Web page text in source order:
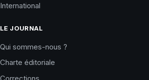
International
LE JOURNAL
Qui sommes-nous ?
Charte éditoriale
Corrections